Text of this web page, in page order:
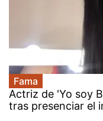
Fama
Actriz de 'Yo soy
tras presenciar el